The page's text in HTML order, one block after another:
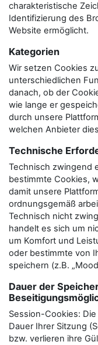
charakteristische
Identifizierung des
Website ermöglicht.
Kategorien
Wir setzen Cookies
unterschiedlichen
danach, ob der
wie lange er
durch unsere
welchen Anbieter
Technische
Technisch zwingend
bestimmte Cookies,
damit unsere
ordnungsgemäß
Technisch nicht
handelt es sich um
um Komfort und
oder bestimmte von
speichern (z.B.
Dauer der
Session-Cookies:
Dauer Ihrer Sitzung
bzw. verlieren ihre